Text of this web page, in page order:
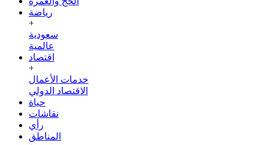
رياضة
+
سعودية
عالمية
اقتصاد
+
خدمات الأعمال
الاقتصاد الدولي
حياة
نقاشات
رأي
المناطق